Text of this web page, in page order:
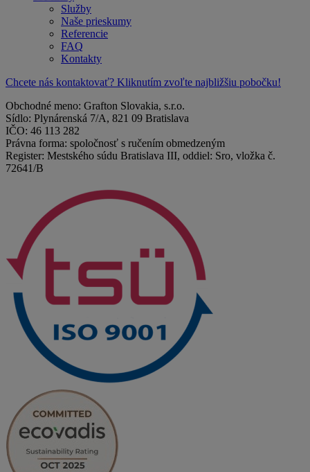
Služby
Naše prieskumy
Referencie
FAQ
Kontakty
Chcete nás kontaktovať? Kliknutím zvoľte najbližšiu pobočku!
Obchodné meno: Grafton Slovakia, s.r.o.
Sídlo: Plynárenská 7/A, 821 09 Bratislava
IČO: 46 113 282
Právna forma: spoločnosť s ručením obmedzeným
Register: Mestského súdu Bratislava III, oddiel: Sro, vložka č.
72641/B